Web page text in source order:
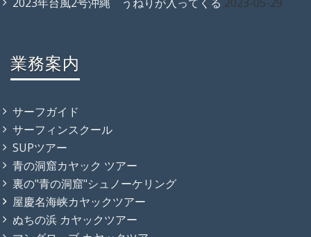
業務案内
サーフガイド
サーフィンスクール
SUPツアー
青の洞窟カヤック ツアー
裏の"青の洞窟"シュノーケリング
屋慶名海峡カヤックツアー
ぬちの浜 カヤックツアー